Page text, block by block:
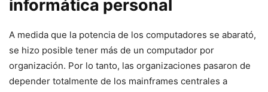
informática personal
A medida que la potencia de los computadores se abarató,
se hizo posible tener más de un computador por
organización. Por lo tanto, las organizaciones pasaron de
depender totalmente de los mainframes centrales a